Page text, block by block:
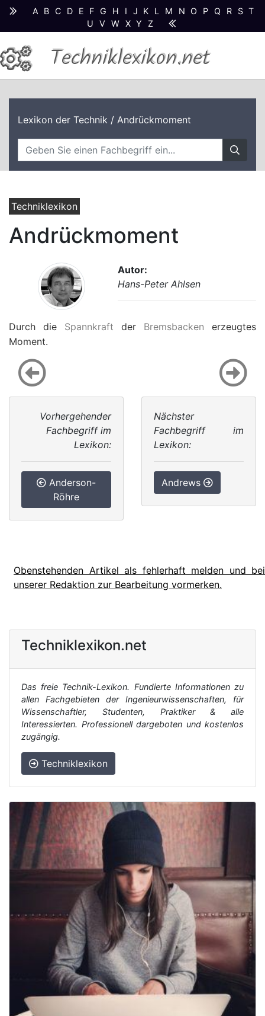
A B C D E F G H I J K L M N O P Q R S T
U
V W X Y Z
Techniklexikon.net
Lexikon der Technik / Andrückmoment
Techniklexikon
Andrückmoment
Autor:
Hans-Peter Ahlsen
Durch die Spannkraft der Bremsbacken erzeugtes
Moment.
Vorhergehender
Fachbegriff im
Lexikon:
Anderson-
Röhre
Nächster
Fachbegriff im
Lexikon:
Andrews
Obenstehenden Artikel als fehlerhaft melden und bei
unserer Redaktion zur Bearbeitung vormerken.
Techniklexikon.net
Das freie Technik-Lexikon. Fundierte Informationen zu
allen Fachgebieten der Ingenieurwissenschaften, für
Wissenschaftler, Studenten, Praktiker & alle
Interessierten. Professionell dargeboten und kostenlos
zugängig.
Techniklexikon